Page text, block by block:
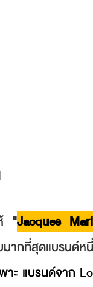
"Jacques
ากที่สุดแบรนด์ห
าะ แบรนด์จาก